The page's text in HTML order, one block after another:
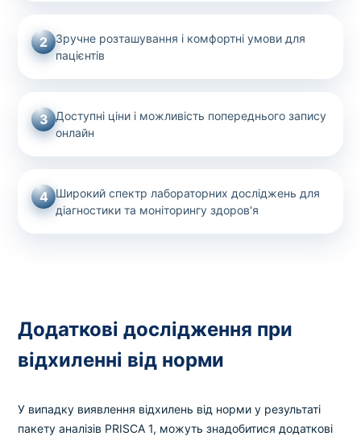
2
Зручне розташування і комфортні умови для
пацієнтів
3 Доступні ціни і можливість попереднього запису
онлайн
4 Широкий спектр лабораторних досліджень для
діагностики та моніторингу здоров'я
Додаткові дослідження при
відхиленні від норми
У випадку виявлення відхилень від норми у результаті
пакету аналізів PRISCA 1, можуть знадобитися додаткові